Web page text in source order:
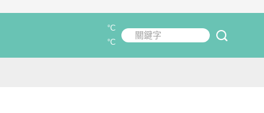
關鍵字
°C
°C